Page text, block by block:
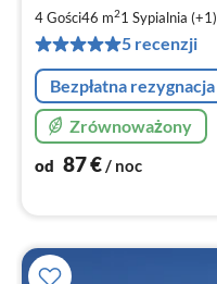
4 Gości46 m21 Sypialnia (+1)
5 recenzji
Bezpłatna rezygnacja
Zrównoważony
od 87€/ noc